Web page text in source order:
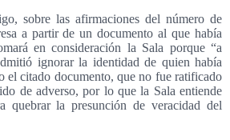
sobre las afirmaciones del número de
a partir de un documento al que había
en consideración la Sala porque “a
ignorar la identidad de quien había
el citado documento, que no fue ratificado
de adverso, por lo que la Sala entiende
quebrar la presunción de veracidad del